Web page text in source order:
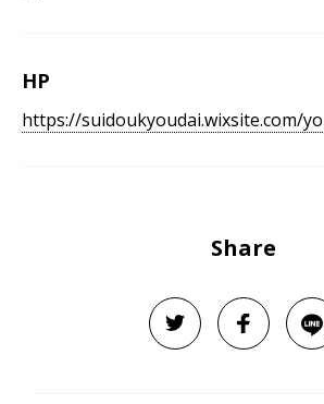
HP
https://suidoukyoudai.wixsite.com/
Share